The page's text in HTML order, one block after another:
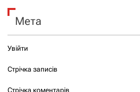
Мета
Увійти
Стрічка записів
Стрічка коментарів